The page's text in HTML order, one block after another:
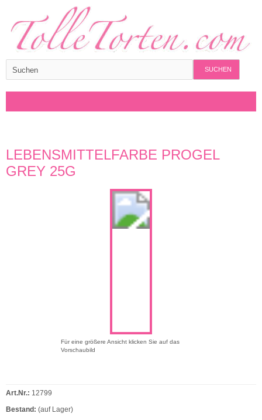
SUCHEN
LEBENSMITTELFARBE PROGEL
GREY 25G
Für eine größere Ansicht klicken Sie auf das
Vorschaubild
Art.Nr.: 12799
Bestand: (auf Lager)